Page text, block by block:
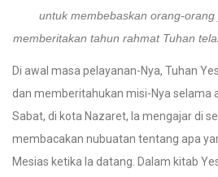
untuk membebaskan orang-
memberitakan tahun rahmat Tuhan
Di awal masa pelayanan-Nya, Tuhan
dan memberitahukan misi-Nya selama
Sabat, di kota Nazaret, Ia mengajar di
membacakan nubuatan tentang apa
Mesias ketika Ia datang. Dalam kitab